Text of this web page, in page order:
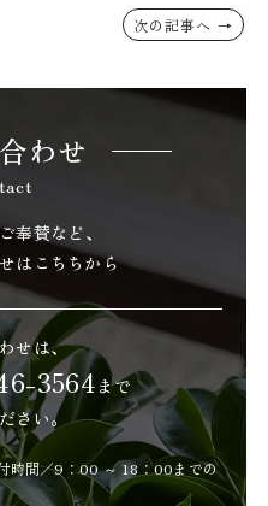
次の記事へ →
わせ
奉賛など、
はこちちから
せは、
3564 まで
さい。
時間／9：00 ～ 18：00までの